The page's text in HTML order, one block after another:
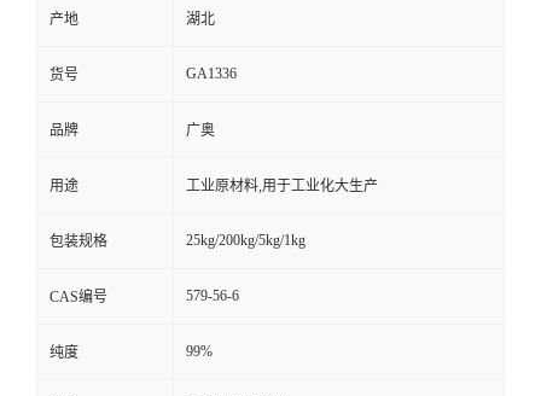
产地 湖北
货号 GA1336
品牌 广奥
用途 工业原材料,用于工业化大生产
包装规格 25kg/200kg/5kg/1kg
CAS编号 579-56-6
纯度 99%